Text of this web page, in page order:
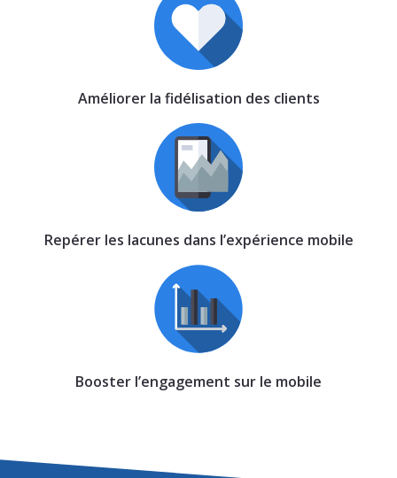
Améliorer la fidélisation des clients
Repérer les lacunes dans l’expérience mobile
Booster l’engagement sur le mobile